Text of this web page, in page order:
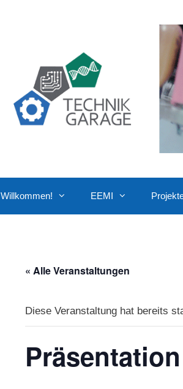
Willkommen! EEMI
« Alle Veranstaltungen
Diese Veranstaltung hat bereits